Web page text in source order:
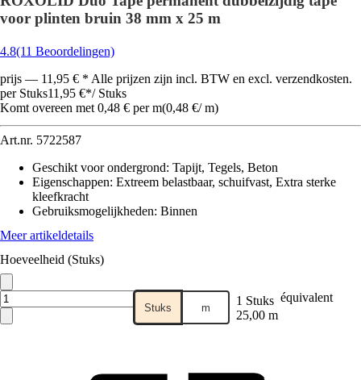
voor plinten bruin 38 mm x 25 m
4.8(11 Beoordelingen)
prijs — 11,95 € * Alle prijzen zijn incl. BTW en excl. verzendkosten.
per Stuks11,95 €*/ Stuks
Komt overeen met 0,48 € per m(0,48 €/ m)
Art.nr. 5722587
Geschikt voor ondergrond: Tapijt, Tegels, Beton
Eigenschappen: Extreem belastbaar, schuifvast, Extra sterke
kleefkracht
Gebruiksmogelijkheden: Binnen
Meer artikeldetails
Hoeveelheid (Stuks)
Stuks m 1 Stuks équivalent
25,00 m